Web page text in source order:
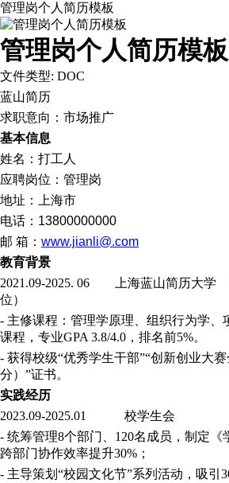
管理岗个人简历模板
管理岗个人简历模板
文件类型: DOC
蓝山简历
求职意向：市场推广
基本信息
姓名：打工人
应聘岗位：管理岗
地址：上海市
电话： 13800000000
邮 箱： www.jianli@.com
教育背景
2021.09-2025. 06 上海蓝山简历大学
位）
- 主修课程：管理学原理、组织行为学、
课程，专业GPA 3.8/4.0，排名前5%。
- 获得校级“优秀学生干部”“创新创业大
分）”证书。
实践经历
2023.09-2025.01 校学生会
- 统筹管理8个部门、120名成员，制定《
跨部门协作效率提升30%；
- 主导策划“校园文化节”系列活动，吸引